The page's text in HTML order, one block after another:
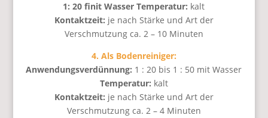
1: 20 finit Wasser Temperatur: kalt
Kontaktzeit: je nach Stärke und Art der
Verschmutzung ca. 2 – 10 Minuten
4. Als Bodenreiniger:
Anwendungsverdünnung: 1 : 20 bis 1 : 50 mit Wasser
Temperatur: kalt
Kontaktzeit: je nach Stärke und Art der
Verschmutzung ca. 2 – 4 Minuten